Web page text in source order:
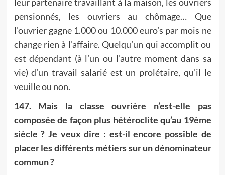
pensionnés, les ouvriers au chômage… Que
l’ouvrier gagne 1.000 ou 10.000 euro’s par mois ne
change rien à l’affaire. Quelqu’un qui accomplit ou
est dépendant (à l’un ou l’autre moment dans sa
vie) d’un travail salarié est un prolétaire, qu’il le
veuille ou non.
147. Mais la classe ouvrière n’est-elle pas
composée de façon plus hétéroclite qu’au 19ème
siècle ? Je veux dire : est-il encore possible de
placer les différents métiers sur un dénominateur
commun ?